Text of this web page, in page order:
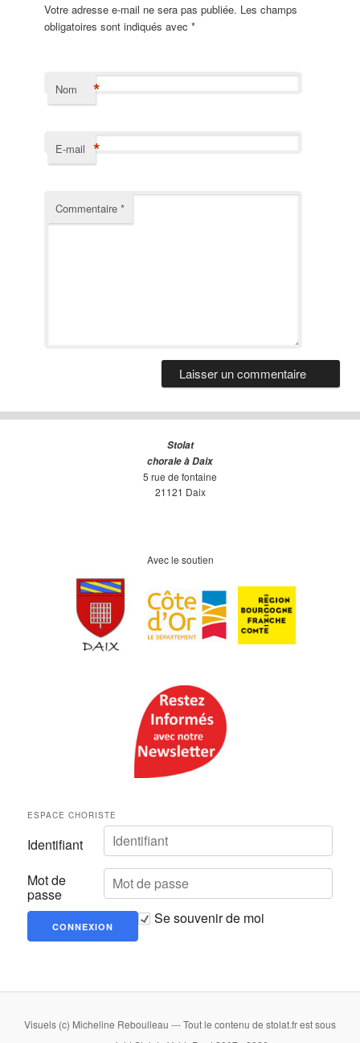
Votre adresse e-mail ne sera pas publiée. Les champs
obligatoires sont indiqués avec*
Nom *
E-mail *
Commentaire*
Stolat
chorale à Daix
5 rue de fontaine
21121 Daix
Avec le soutien
ESPACE CHORISTE
Identifiant
Mot de
passe
Se souvenir de moi
Visuels (c) Micheline Reboulleau --- Tout le contenu de stolat.fr est sous